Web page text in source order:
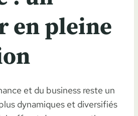
en pleine
et du business reste un
dynamiques et diversifiés